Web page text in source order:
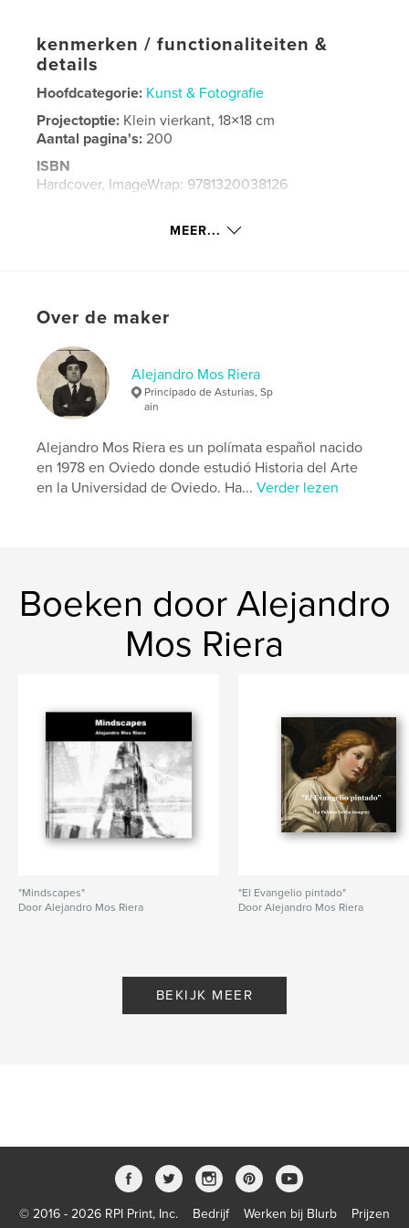
kenmerken / functionaliteiten &
details
Hoofdcategorie: Kunst & Fotografie
Projectoptie: Klein vierkant, 18×18 cm
Aantal pagina's:200
ISBN
Hardcover, ImageWrap: 9781320038126
Hardcover, stofhoes: 9781320038133
MEER...
Over de maker
Alejandro Mos Riera
Principado de Asturias, Sp
ain
Alejandro Mos Riera es un polímata español nacido
en 1978 en Oviedo donde estudió Historia del Arte
en la Universidad de Oviedo. Ha...Verder lezen
Boeken door Alejandro
Mos Riera
"Mindscapes"
Door Alejandro Mos Riera
"El Evangelio pintado"
Door Alejandro Mos Riera
BEKIJK MEER
© 2016 - 2026 RPI Print, Inc. Bedrijf Werken bij Blurb Prijzen